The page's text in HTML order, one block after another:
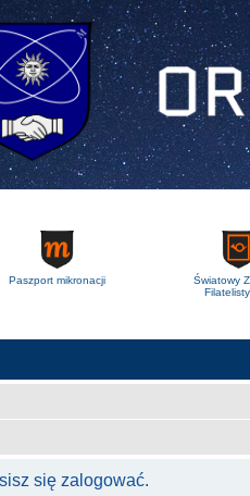
Paszport mikronacji
Światowy
się zalogować.